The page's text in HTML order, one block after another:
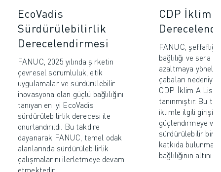
EcoVadis
Sürdürülebilirlik
Derecelendirmesi
FANUC, 2025 yılında şirketin
çevresel sorumluluk, etik
uygulamalar ve sürdürülebilir
inovasyona olan güçlü bağlılığını
tanıyan en iyi EcoVadis
sürdürülebilirlik derecesi ile
onurlandırıldı. Bu takdire
dayanarak FANUC, temel odak
alanlarında sürdürülebilirlik
çalışmalarını ilerletmeye devam
etmektedir.
CDP İklim
FANUC,
bağlılığı ve sera
azaltmaya yönelik
çabaları nedeniyle
CDP İklim A
tanınmıştır. Bu
iklimle ilgili
güçlendirmeye ve
sürdürülebilir bir
katkıda
bağlılığının altını